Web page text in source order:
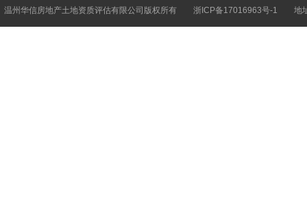
温州华信房地产土地资质评估有限公司版权所有 浙ICP备17016963号-1 地